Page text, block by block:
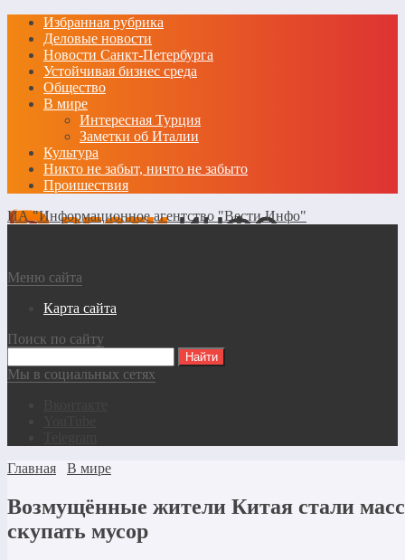
Избранная рубрика
Деловые новости
Новости Санкт-Петербурга
Устойчивая бизнес среда
Общество
В мире
Интересная Турция
Заметки об Италии
Культура
Никто не забыт, ничто не забыто
Проишествия
ИА "Информационное агентство "Вести Инфо"
Меню сайта
Карта сайта
Поиск по сайту
Мы в социальных сетях
Главная
В мире
Возмущённые жители Китая стали
скупать мусор